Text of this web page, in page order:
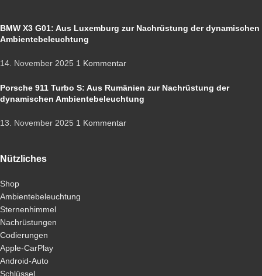
BMW X3 G01: Aus Luxemburg zur Nachrüstung der dynamischen
Ambientebeleuchtung
14. November 2025 1 Kommentar
Porsche 911 Turbo S: Aus Rumänien zur Nachrüstung der
dynamischen Ambientebeleuchtung
13. November 2025 1 Kommentar
Nützliches
Shop
Ambientebeleuchtung
Sternenhimmel
Nachrüstungen
Codierungen
Apple-CarPlay
Android-Auto
Schlüssel